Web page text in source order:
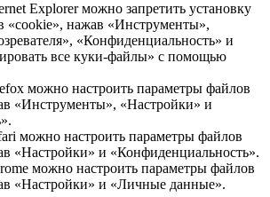
Explorer можно запретить установку
«cookie», нажав «Инструменты»,
«Конфиденциальность» и
все куки-файлы» с помощью
можно настроить параметры файлов
«Инструменты», «Настройки» и
можно настроить параметры файлов
«Настройки» и «Конфиденциальность».
можно настроить параметры файлов
«Настройки» и «Личные данные».